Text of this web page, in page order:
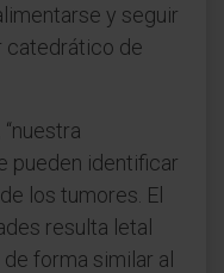
y seguir
catedrático de
pueden identificar
los tumores. El
resulta letal
forma similar al